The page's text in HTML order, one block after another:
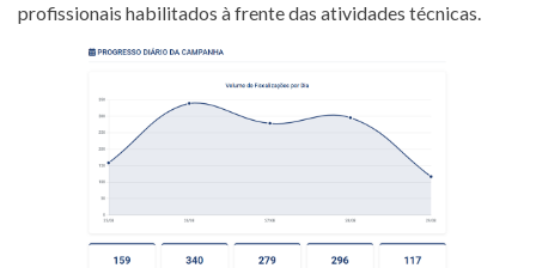
profissionais habilitados à frente das atividades técnicas.